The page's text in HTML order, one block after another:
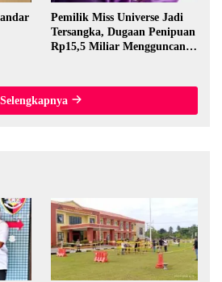
Pemilik Miss Universe Jadi
Tersangka, Dugaan Penipuan
Rp15,5 Miliar Mengguncang
Selengkapnya